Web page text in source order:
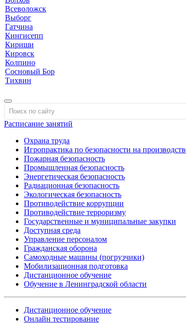
Всеволожск
Выборг
Гатчина
Кингисепп
Кириши
Кировск
Колпино
Сосновый Бор
Тихвин
Расписание занятий
Охрана труда
Игропрактика по безопасности на
Пожарная безопасность
Промышленная безопасность
Энергетическая безопасность
Радиационная безопасность
Экологическая безопасность
Противодействие коррупции
Противодействие терроризму
Государственные и муниципальные закупки
Доступная среда
Управление персоналом
Гражданская оборона
Самоходные машины (погрузчики)
Мобилизационная подготовка
Дистанционное обучение
Обучение в Ленинградской области
Дистанционное обучение
Онлайн тестирование